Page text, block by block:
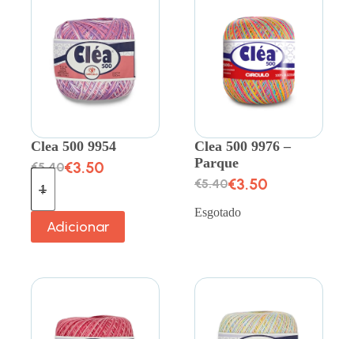
Clea 500 9954
€5.40€3.50
Adicionar
Clea 500 9976 –
Parque
€5.40€3.50
Esgotado